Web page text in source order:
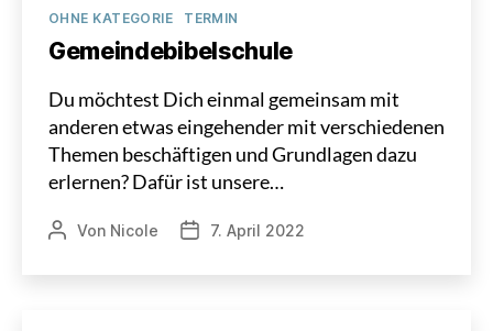
Kategorien
OHNE KATEGORIE TERMIN
Gemeindebibelschule
Du möchtest Dich einmal gemeinsam mit
anderen etwas eingehender mit verschiedenen
Themen beschäftigen und Grundlagen dazu
erlernen? Dafür ist unsere…
Beitragsautor
Von Nicole Veröffentlichungsdatum
7. April 2022